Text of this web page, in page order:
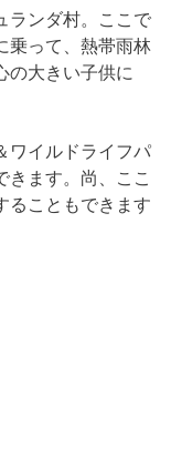
ランダ村。ここで
乗って、熱帯雨林
の大きい子供に
ワイルドライフパ
きます。尚、ここ
ることもできます